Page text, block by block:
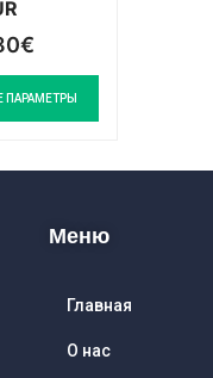
€
ПАРАМЕТРЫ
Меню
Главная
О нас